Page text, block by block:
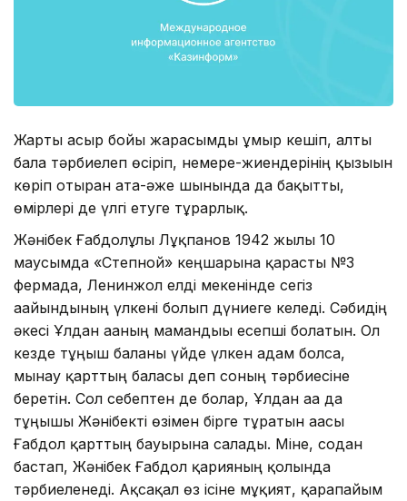
Жарты ғасыр бойы жарасымды ғұмыр кешіп, алты
бала тәрбиелеп өсіріп, немере-жиендерінің қызығын
көріп отырған ата-әже шынында да бақытты,
өмірлері де үлгі етуге тұрарлық.
Жәнібек Ғабдолұлы Лұқпанов 1942 жылы 10
маусымда «Степной» кеңшарына қарасты №3
фермада, Ленинжол елді мекенінде сегіз
ағайындының үлкені болып дүниеге келеді. Сәбидің
әкесі Ұлдан ағаның мамандығы есепші болатын. Ол
кезде тұңғыш баланы үйде үлкен адам болса,
мынау қарттың баласы деп соның тәрбиесіне
беретін. Сол себептен де болар, Ұлдан аға да
тұңғышы Жәнібекті өзімен бірге тұратын ағасы
Ғабдол қарттың бауырына салады. Міне, содан
бастап, Жәнібек Ғабдол қарияның қолында
тәрбиеленеді. Ақсақал өз ісіне мұқият, қарапайым